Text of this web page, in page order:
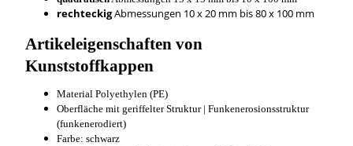
rechteckigAbmessungen 10 x 20 mm bis 80 x 100 mm
Artikeleigenschaften von
Kunststoffkappen
Material Polyethylen (PE)
Oberfläche mit geriffelter Struktur | Funkenerosionsstruktur
(funkenerodiert)
Farbe: schwarz